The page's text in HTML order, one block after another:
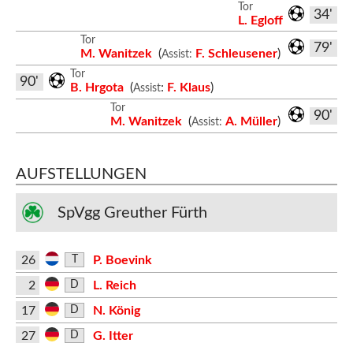
34'
Tor
L. Egloff
79'
Tor
M. Wanitzek (Assist: F. Schleusener)
Tor
B. Hrgota (Assist: F. Klaus)
90'
90'
Tor
M. Wanitzek (Assist: A. Müller)
AUFSTELLUNGEN
SpVgg Greuther Fürth
26
P. Boevink
2
D
L. Reich
17
D
N. König
27
D
G. Itter